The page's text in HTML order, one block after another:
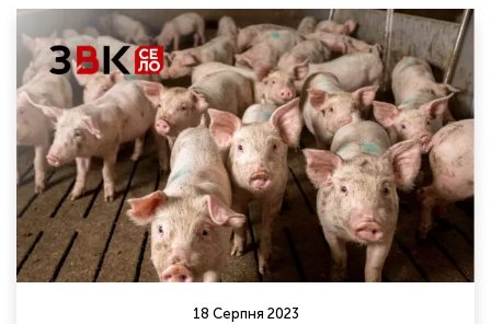
18 Серпня 2023